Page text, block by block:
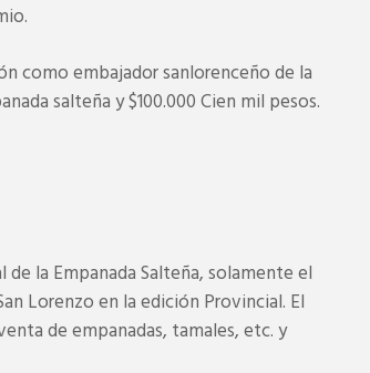
como embajador sanlorenceño de la
salteña y $100.000 Cien mil pesos.
la Empanada Salteña, solamente el
Lorenzo en la edición Provincial. El
de empanadas, tamales, etc. y